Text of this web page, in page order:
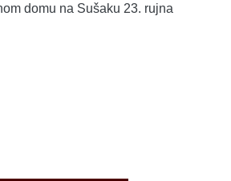
domu na Sušaku 23. rujna